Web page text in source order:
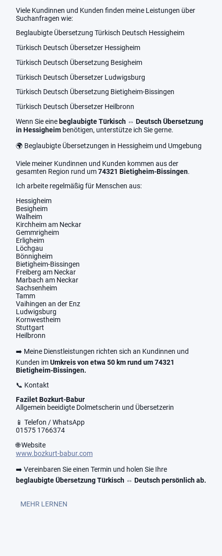
Viele Kundinnen und Kunden finden meine Leistungen über
Suchanfragen wie:
Beglaubigte Übersetzung Türkisch Deutsch Hessigheim
Türkisch Deutsch Übersetzer Hessigheim
Türkisch Deutsch Übersetzung Besigheim
Türkisch Deutsch Übersetzer Ludwigsburg
Türkisch Deutsch Übersetzung Bietigheim-Bissingen
Türkisch Deutsch Übersetzer Heilbronn
Wenn Sie eine beglaubigte Türkisch ⇔ Deutsch Übersetzung
in Hessigheim benötigen, unterstütze ich Sie gerne.
🌍 Beglaubigte Übersetzungen in Hessigheim und Umgebung
Viele meiner Kundinnen und Kunden kommen aus der
gesamten Region rund um74321 Bietigheim-Bissingen.
Ich arbeite regelmäßig für Menschen aus:
Hessigheim
Besigheim
Walheim
Kirchheim am Neckar
Gemmrigheim
Erligheim
Löchgau
Bönnigheim
Bietigheim-Bissingen
Freiberg am Neckar
Marbach am Neckar
Sachsenheim
Tamm
Vaihingen an der Enz
Ludwigsburg
Kornwestheim
Stuttgart
Heilbronn
➡️ Meine Dienstleistungen richten sich an Kundinnen und
Kunden imUmkreis von etwa 50 km rund um 74321
Bietigheim-Bissingen.
📞 Kontakt
Fazilet Bozkurt-Babur
Allgemein beeidigte Dolmetscherin und Übersetzerin
📱 Telefon / WhatsApp
01575 1766374
🌐 Website
www.bozkurt-babur.com
➡️ Vereinbaren Sie einen Termin und holen Sie Ihre
beglaubigte Übersetzung Türkisch ⇔ Deutsch persönlich ab.
MEHR LERNEN